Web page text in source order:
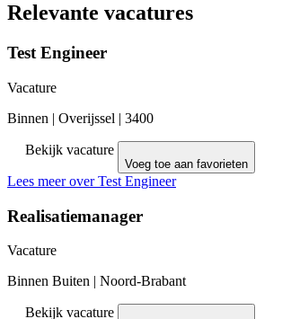
Relevante vacatures
Test Engineer
Vacature
Binnen | Overijssel | 3400
Bekijk vacature
Voeg toe aan favorieten
Lees meer over Test Engineer
Realisatiemanager
Vacature
Binnen Buiten | Noord-Brabant
Bekijk vacature